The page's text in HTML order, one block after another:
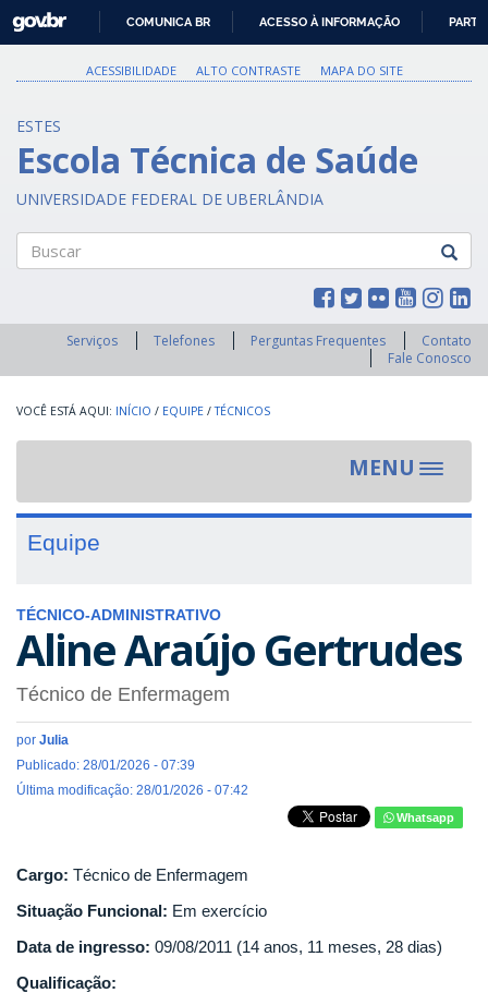
PARA
O
GOVBR
COMUNICA BR ACESSO À INFORMAÇÃO
ACESSIBILIDADE ALTO CONTRASTE MAPA DO SITE
ESTES
Escola Técnica de Saúde
UNIVERSIDADE FEDERAL DE UBERLÂNDIA
Serviços Telefones Perguntas Frequentes
Contato
Fale Conosco
INÍCIO / EQUIPE / TÉCNICOS
MENU
Toggle
Equipe
TÉCNICO-ADMINISTRATIVO
Aline Araújo Gertrudes
Técnico de Enfermagem
por Julia
Publicado: 28/01/2026 - 07:39
Última modificação: 28/01/2026 - 07:42
Whatsapp
Cargo: Técnico de Enfermagem
Situação Funcional: Em exercício
Data de ingresso: 09/08/2011 (14 anos, 11 meses, 28 dias)
Qualificação: